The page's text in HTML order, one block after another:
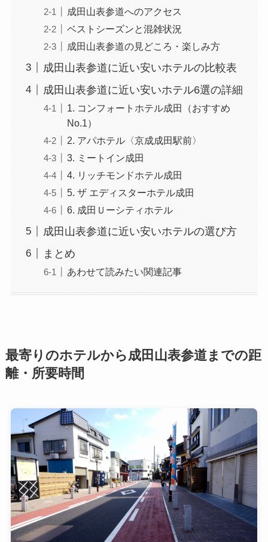
成田山表参道へのアクセス
ベストシーズンと混雑状況
成田山表参道の見どころ・楽しみ方
成田山表参道に近い安いホテルの比較表
成田山表参道に近い安いホテル6選の詳細
1. コンフォートホテル成田（おすすめ
No.1）
2. アパホテル〈京成成田駅前〉
3. ミートイン成田
4. リッチモンドホテル成田
5. ザ エディスターホテル成田
6. 成田Ｕーシティホテル
成田山表参道に近い安いホテルの選び方
まとめ
あわせて読みたい関連記事
最寄りのホテルから成田山表参道までの距
離・所要時間